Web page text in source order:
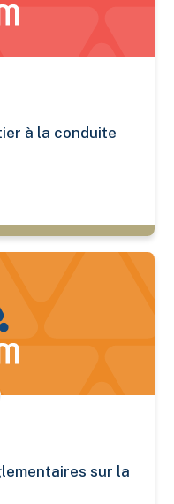
à la conduite
sur la gestion de
sur la